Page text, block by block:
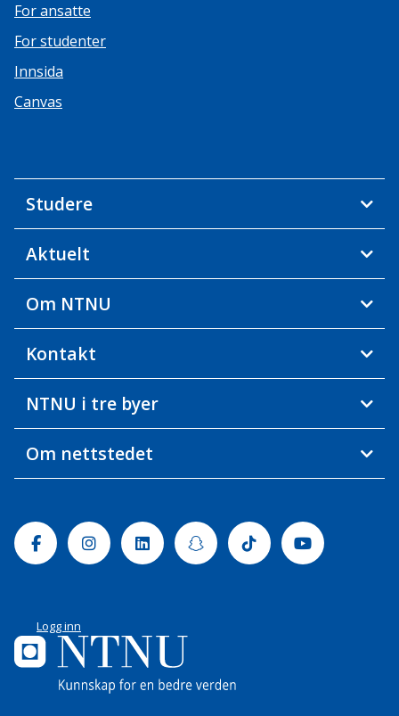
For ansatte
For studenter
Innsida
Canvas
Studere
Aktuelt
Om NTNU
Kontakt
NTNU i tre byer
Om nettstedet
FacebookInstagramLinkedinSnapchatTiktok Youtube
Logg inn